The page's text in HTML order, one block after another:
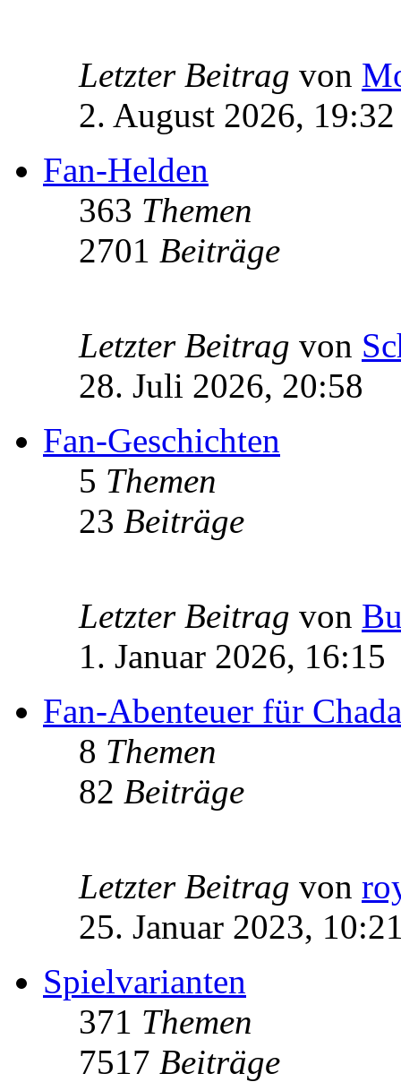
Letzter Beitrag von
2. August 2026, 19:32
Fan-Helden
363 Themen
2701 Beiträge
Letzter Beitrag von
28. Juli 2026, 20:58
Fan-Geschichten
5 Themen
23 Beiträge
Letzter Beitrag von
1. Januar 2026, 16:15
Fan-Abenteuer für
8 Themen
82 Beiträge
Letzter Beitrag von
25. Januar 2023,
Spielvarianten
371 Themen
7517 Beiträge